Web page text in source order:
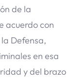
de la
acuerdo con
Defensa,
en esa
y del brazo